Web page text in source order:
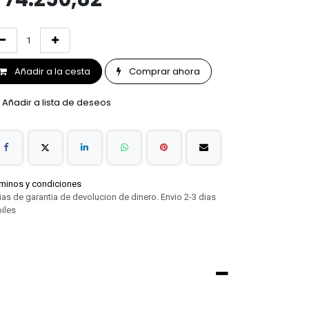
Añadir a la cesta Comprar ahora
Añadir a lista de deseos
y condiciones
de garantia de devolucion de dinero. Envio 2-3 dias